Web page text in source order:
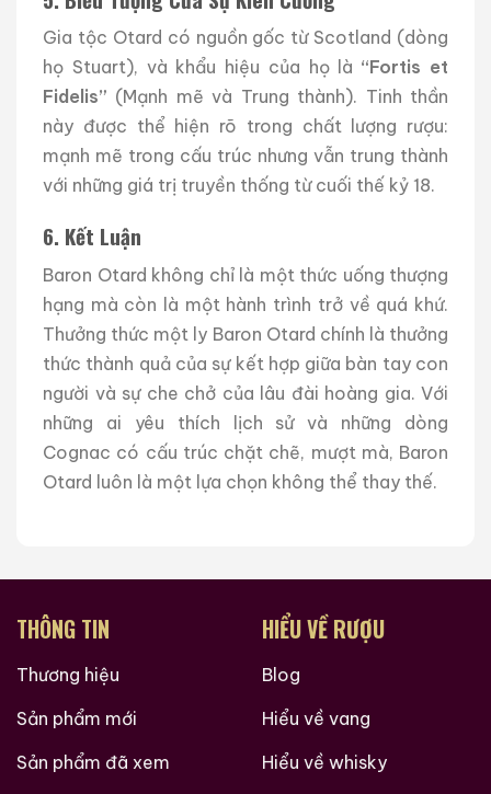
Gia tộc Otard có nguồn gốc từ Scotland (dòng
họ Stuart), và khẩu hiệu của họ là“Fortis et
Fidelis” (Mạnh mẽ và Trung thành). Tinh thần
này được thể hiện rõ trong chất lượng rượu:
mạnh mẽ trong cấu trúc nhưng vẫn trung thành
với những giá trị truyền thống từ cuối thế kỷ 18.
6. Kết Luận
Baron Otard không chỉ là một thức uống thượng
hạng mà còn là một hành trình trở về quá khứ.
Thưởng thức một ly Baron Otard chính là thưởng
thức thành quả của sự kết hợp giữa bàn tay con
người và sự che chở của lâu đài hoàng gia. Với
những ai yêu thích lịch sử và những dòng
Cognac có cấu trúc chặt chẽ, mượt mà, Baron
Otard luôn là một lựa chọn không thể thay thế.
THÔNG TIN
Thương hiệu
Sản phẩm mới
Sản phẩm đã xem
HIỂU VỀ RƯỢU
Blog
Hiểu về vang
Hiểu về whisky